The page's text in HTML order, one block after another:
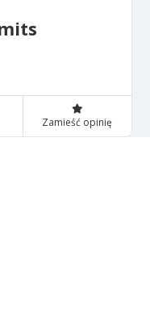
Zamieść opinię